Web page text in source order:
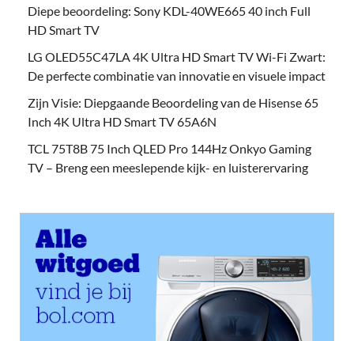
Diepe beoordeling: Sony KDL-40WE665 40 inch Full
HD Smart TV
LG OLED55C47LA 4K Ultra HD Smart TV Wi-Fi Zwart:
De perfecte combinatie van innovatie en visuele impact
Zijn Visie: Diepgaande Beoordeling van de Hisense 65
Inch 4K Ultra HD Smart TV 65A6N
TCL 75T8B 75 Inch QLED Pro 144Hz Onkyo Gaming
TV – Breng een meeslepende kijk- en luisterervaring